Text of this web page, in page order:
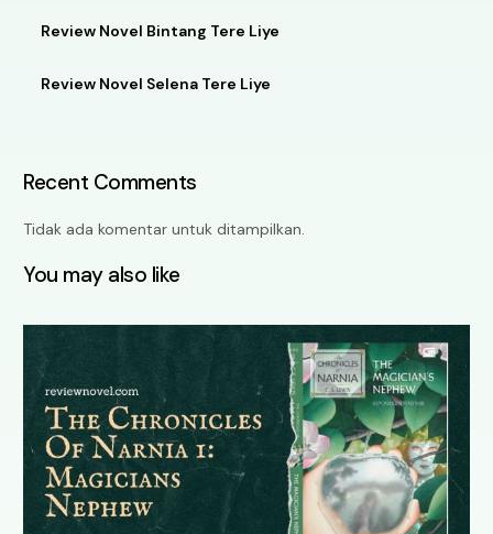
Review Novel Bintang Tere Liye
Review Novel Selena Tere Liye
Recent Comments
Tidak ada komentar untuk ditampilkan.
You may also like